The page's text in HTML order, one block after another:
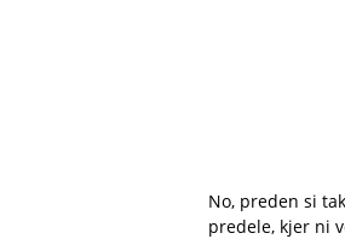
No, preden si
predele, kjer ni